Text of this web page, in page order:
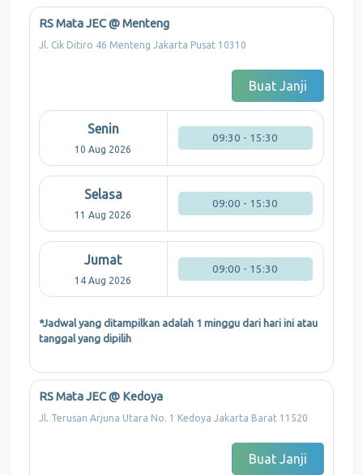
RS Mata JEC @ Menteng
Jl. Cik Ditiro 46 Menteng Jakarta Pusat 10310
Buat Janji
Senin
10 Aug 2026
09:30 - 15:30
Selasa
11 Aug 2026
09:00 - 15:30
Jumat
14 Aug 2026
09:00 - 15:30
*Jadwal yang ditampilkan adalah 1 minggu dari hari ini atau
tanggal yang dipilih
RS Mata JEC @ Kedoya
Jl. Terusan Arjuna Utara No. 1 Kedoya Jakarta Barat 11520
Buat Janji